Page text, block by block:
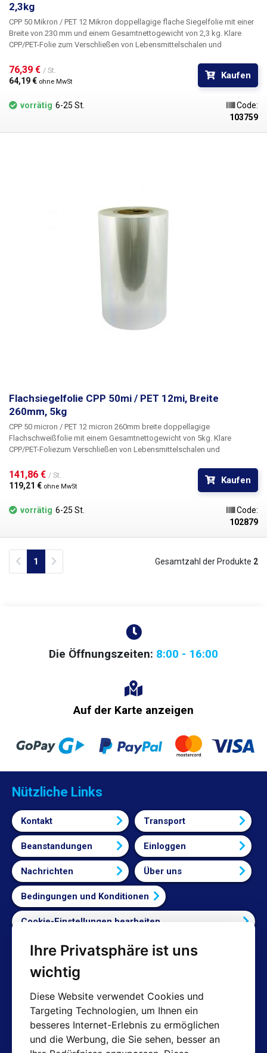
Ihre Privatsphäre ist uns
wichtig
Diese Website verwendet Cookies und
Targeting Technologien, um Ihnen ein
besseres Internet-Erlebnis zu ermöglichen
und die Werbung, die Sie sehen, besser an
2,3kg
CPP 50 Mikron / PET 12 Mikron doppellagige flache Siegelfolie mit einer
Breite von 230 mm und einem Gesamtnettogewicht von 2,3 kg. Klare
CPP/PET-Folie zum Verschließen von Lebensmittelschalen und
Temperaturen und kürzere Schweißzeiten und eignet sich nicht für
automatische Verpackungsmaschinen, die aus flacher Folie eine
Das Nettogewicht kann variieren
(+/-5%).
76,39 € / St.
64,19 € ohne MwSt
Kaufen
vorrätig 6-25 St.
Code:
103759
Flachsiegelfolie CPP 50mi / PET 12mi, Breite
260mm, 5kg
CPP 50 micron / PET 12 micron 260mm breite doppellagige
Flachschweißfolie mit einem Gesamtnettogewicht von 5kg. Klare
CPP/PET-Foliezum Verschließen von Lebensmittelschalen und
Temperaturen und kürzere Schweißzeiten und eignet sich nicht für
automatische Verpackungsmaschinen, die aus flacher Folie eine
Das Nettogewicht kann variieren
(+/-5%).
141,86 € / St.
119,21 € ohne MwSt
Kaufen
vorrätig 6-25 St.
Code:
102879
Previous
1 Gesamtzahl der Produkte 2
Die Öffnungszeiten: 8:00 - 16:00
Auf der Karte anzeigen
Nützliche Links
Kontakt Transport
Beanstandungen Einloggen
Nachrichten Über uns
Bedingungen und Konditionen
Cookie-Einstellungen bearbeiten
Vertrag widerrufen
Kontakte
Shop: info@hotair.cz